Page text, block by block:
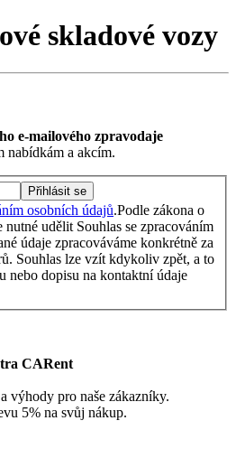
skladové vozy
e-mailového zpravodaje
nabídkám a akcím.
Přihlásit se
osobních údajů.Podle zákona o
udělit Souhlas se zpracováním
údaje zpracováváme konkrétně za
Souhlas lze vzít kdykoliv zpět, a to
nebo dopisu na kontaktní údaje
CARent
výhody pro naše zákazníky.
5% na svůj nákup.